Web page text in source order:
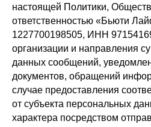
настоящей Политики,
ответственностью «Бьюти
1227700198505, ИНН
организации и направления
данных сообщений,
документов, обращений
случае предоставления
от субъекта персональных
характера посредством